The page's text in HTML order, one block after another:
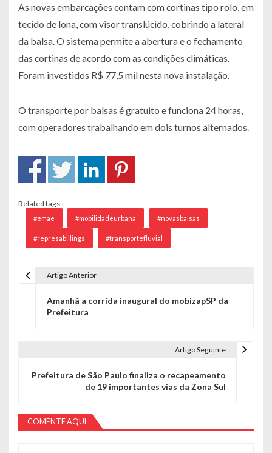
As novas embarcações contam com cortinas tipo rolo, em
tecido de lona, com visor translúcido, cobrindo a lateral
da balsa. O sistema permite a abertura e o fechamento
das cortinas de acordo com as condições climáticas.
Foram investidos R$ 77,5 mil nesta nova instalação.
O transporte por balsas é gratuito e funciona 24 horas,
com operadores trabalhando em dois turnos alternados.
Related tags :
#emae #mobilidadeurbana #novasbalsas
#represabillings #transportefluvial
Artigo Anterior
Amanhã a corrida inaugural do mobizapSP da
Prefeitura
Artigo Seguinte
Prefeitura de São Paulo finaliza o recapeamento
de 19 importantes vias da Zona Sul
COMENTE AQUI